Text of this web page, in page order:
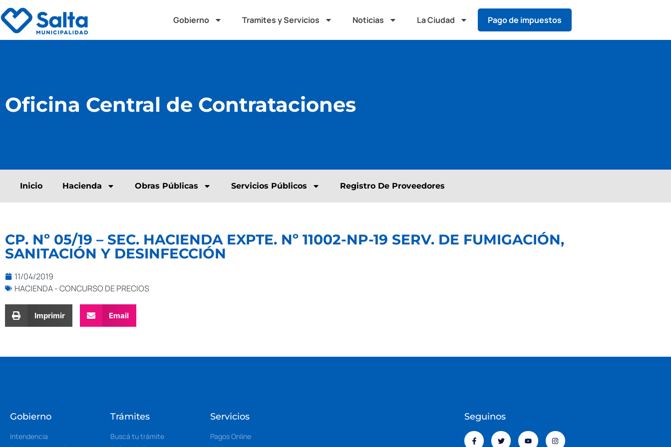
Gobierno Tramites y Servicios Noticias La Ciudad Pago de impuestos
Oficina Central de Contrataciones
Inicio Hacienda Obras Públicas Servicios Públicos Registro De Proveedores
CP. Nº 05/19 – SEC. HACIENDA EXPTE. Nº 11002-NP-19 SERV. DE FUMIGACIÓN,
SANITACIÓN Y DESINFECCIÓN
11/04/2019
HACIENDA - CONCURSO DE PRECIOS
Imprimir Email
Gobierno
Intendencia
Trámites
Buscá tu trámite
Servicios
Pagos Online
Seguinos